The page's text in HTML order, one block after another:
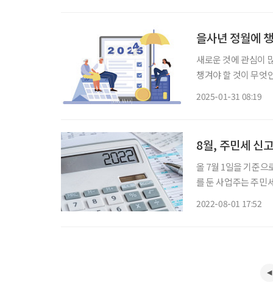
을사년 정월에
새로운 것에 관심이
챙겨야 할 것이 무엇인지 궁금해 상
2025-01-31 08:19
8월, 주민세 신
올 7월 1일을 기준으
를 둔 사업주는 주민
2022-08-01 17:52